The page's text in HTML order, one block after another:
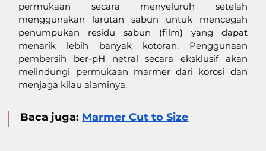
permukaan secara menyeluruh setelah
menggunakan larutan sabun untuk mencegah
penumpukan residu sabun (film) yang dapat
menarik lebih banyak kotoran. Penggunaan
pembersih ber-pH netral secara eksklusif akan
melindungi permukaan marmer dari korosi dan
menjaga kilau alaminya.
Baca juga: Marmer Cut to Size